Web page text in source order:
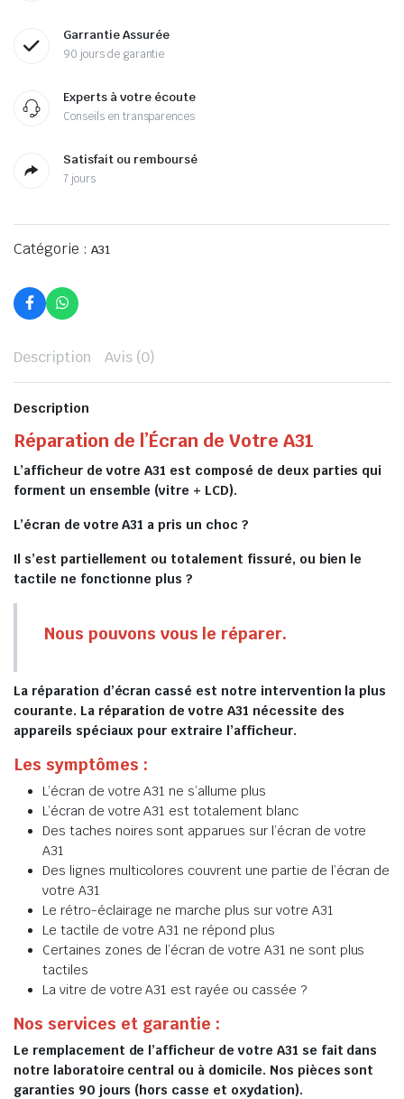
Garrantie Assurée
90 jours de garantie
Experts à votre écoute
Conseils en transparences
Satisfait ou remboursé
7 jours
Catégorie : A31
Description Avis (0)
Description
Réparation de l’Écran de Votre A31
L’afficheur de votre A31 est composé de deux parties qui
forment un ensemble (vitre + LCD).
L’écran de votre A31 a pris un choc ?
Il s’est partiellement ou totalement fissuré, ou bien le
tactile ne fonctionne plus ?
Nous pouvons vous le réparer.
La réparation d’écran cassé est notre intervention la plus
courante. La réparation de votre A31 nécessite des
appareils spéciaux pour extraire l’afficheur.
Les symptômes :
L’écran de votre A31 ne s’allume plus
L’écran de votre A31 est totalement blanc
Des taches noires sont apparues sur l’écran de votre
A31
Des lignes multicolores couvrent une partie de l’écran de
votre A31
Le rétro-éclairage ne marche plus sur votre A31
Le tactile de votre A31 ne répond plus
Certaines zones de l’écran de votre A31 ne sont plus
tactiles
La vitre de votre A31 est rayée ou cassée ?
Nos services et garantie :
Le remplacement de l’afficheur de votre A31 se fait dans
notre laboratoire central ou à domicile. Nos pièces sont
garanties 90 jours (hors casse et oxydation).